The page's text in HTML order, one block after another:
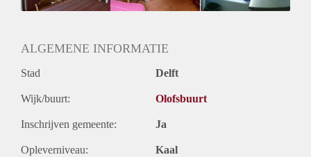
Onbepaalde termijn
ALGEMENE INFORMATIE
Stad Delft
Wijk/buurt: Olofsbuurt
Inschrijven gemeente: Ja
Opleverniveau: Kaal